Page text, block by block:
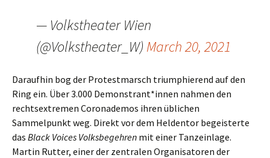
— Volkstheater Wien
(@Volkstheater_W) March 20, 2021
Daraufhin bog der Protestmarsch triumphierend auf den
Ring ein. Über 3.000 Demonstrant*innen nahmen den
rechtsextremen Coronademos ihren üblichen
Sammelpunkt weg. Direkt vor dem Heldentor begeisterte
das Black Voices Volksbegehren mit einer Tanzeinlage.
Martin Rutter, einer der zentralen Organisatoren der